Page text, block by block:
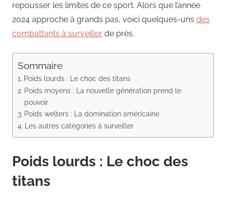
repousser les limites de ce sport. Alors que l’année
2024 approche à grands pas, voici quelques-uns des
combattants à surveiller de près.
Sommaire
Poids lourds : Le choc des titans
Poids moyens : La nouvelle génération prend le
pouvoir
Poids welters : La domination américaine
Les autres catégories à surveiller
Poids lourds : Le choc des
titans